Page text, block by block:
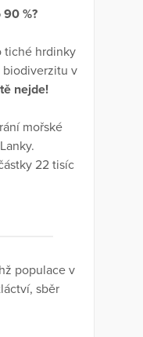
%?
tiché hrdinky
biodiverzitu v
nejde!
mořské
22 tisíc
populace v
sběr